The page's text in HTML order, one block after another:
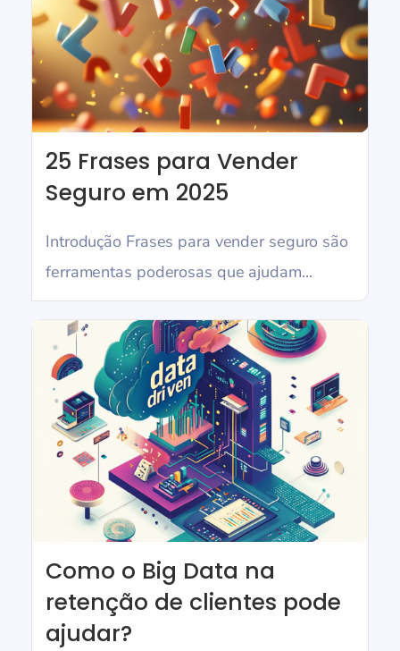
25 Frases para Vender
Seguro em 2025
Introdução Frases para vender seguro são
ferramentas poderosas que ajudam...
Como o Big Data na
retenção de clientes pode
ajudar?